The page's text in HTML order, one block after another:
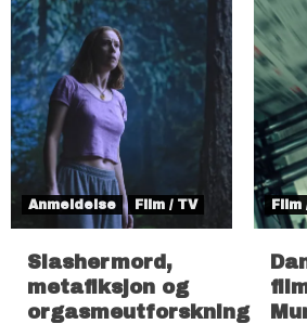
Anmeldelse Film / TV
Slashermord,
metafiksjon og
orgasmeutforskning
Film